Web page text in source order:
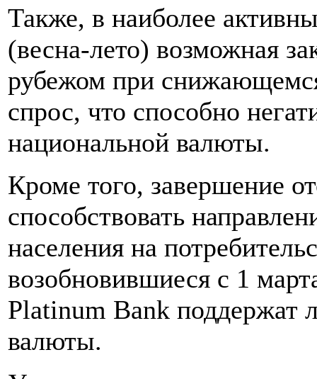
Также, в наиболее
(весна-лето) возможная
рубежом при
спрос, что способно
национальной валюты.
Кроме того, завершение
способствовать
населения на
возобновившиеся с 1
Platinum Bank поддержат
валюты.